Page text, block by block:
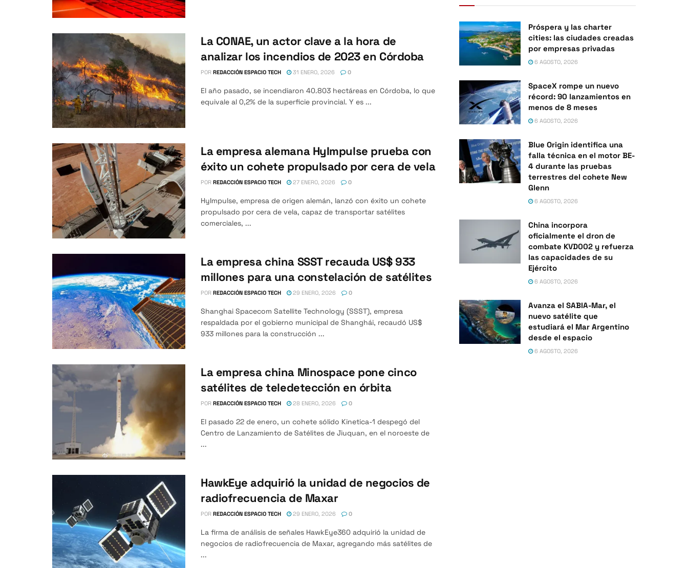
La CONAE, un actor clave a la hora de
analizar los incendios de 2023 en Córdoba
POR REDACCIÓN ESPACIO TECH 31 ENERO, 2026 0
El año pasado, se incendiaron 40.803 hectáreas en Córdoba, lo que
equivale al 0,2% de la superficie provincial. Y es ...
La empresa alemana HyImpulse prueba con
éxito un cohete propulsado por cera de vela
POR REDACCIÓN ESPACIO TECH 27 ENERO, 2026 0
HyImpulse, empresa de origen alemán, lanzó con éxito un cohete
propulsado por cera de vela, capaz de transportar satélites
comerciales, ...
La empresa china SSST recauda US$ 933
millones para una constelación de satélites
POR REDACCIÓN ESPACIO TECH 29 ENERO, 2026 0
Shanghai Spacecom Satellite Technology (SSST), empresa
respaldada por el gobierno municipal de Shanghái, recaudó US$
933 millones para la construcción ...
La empresa china Minospace pone cinco
satélites de teledetección en órbita
POR REDACCIÓN ESPACIO TECH 28 ENERO, 2026 0
El pasado 22 de enero, un cohete sólido Kinetica-1 despegó del
Centro de Lanzamiento de Satélites de Jiuquan, en el noroeste de
...
HawkEye adquirió la unidad de negocios de
radiofrecuencia de Maxar
POR REDACCIÓN ESPACIO TECH 29 ENERO, 2026 0
La firma de análisis de señales HawkEye360 adquirió la unidad de
negocios de radiofrecuencia de Maxar, agregando más satélites de
...
Próspera y las charter
cities: las ciudades creadas
por empresas privadas
6 AGOSTO, 2026
SpaceX rompe un nuevo
récord: 90 lanzamientos en
menos de 8 meses
6 AGOSTO, 2026
Blue Origin identifica una
falla técnica en el motor BE-
4 durante las pruebas
terrestres del cohete New
Glenn
6 AGOSTO, 2026
China incorpora
oficialmente el dron de
combate KVD002 y refuerza
las capacidades de su
Ejército
6 AGOSTO, 2026
Avanza el SABIA-Mar, el
nuevo satélite que
estudiará el Mar Argentino
desde el espacio
6 AGOSTO, 2026